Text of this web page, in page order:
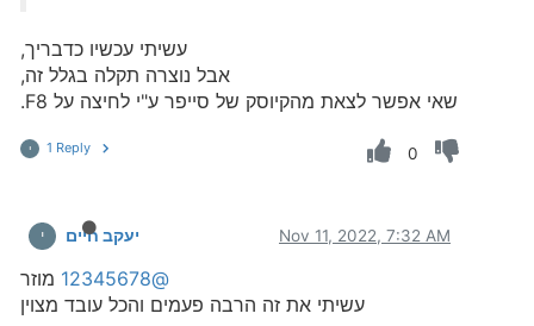
עשיתי עכשיו כדבריך,
אבל נוצרה תקלה בגלל זה,
שאי אפשר לצאת מהקיוסק של סייפר ע"י לחיצה על F8.
י 1 Reply 0
י יעקב חיים Nov 11, 2022, 7:32 AM
@12345678
מוזר
עשיתי את זה הרבה פעמים והכל עובד מצוין